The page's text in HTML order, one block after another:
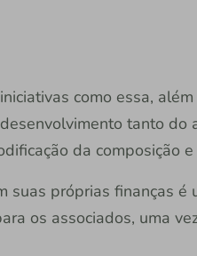
como essa,
tanto do
da composição
suas próprias finanças é
os associados, uma